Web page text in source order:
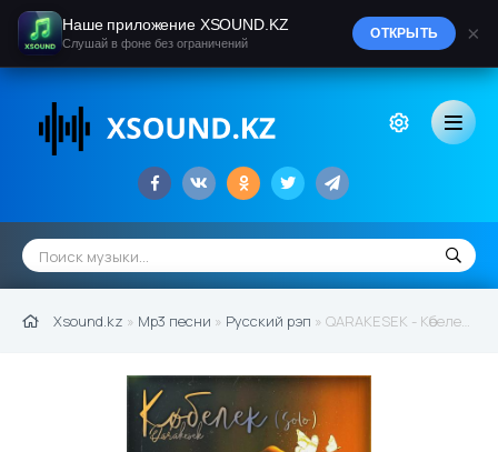
Xsound.kz » Mp3 песни » Русский рэп » QARAKESEK - Көбелек (solo) (2021)
Наше приложение XSOUND.KZ
Слушай в фоне без ограничений
ОТКРЫТЬ ×